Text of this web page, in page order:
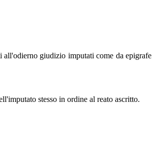
giudizio imputati come da
stesso in ordine al reato ascritto.